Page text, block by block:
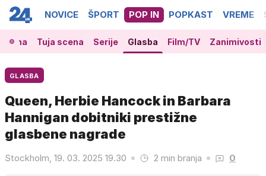
NOVICE ŠPORT POP IN POPKAST VREME
Tuja scena Serije Glasba Film/TV Zanimivosti
GLASBA
Queen, Herbie Hancock in Barbara
Hannigan dobitniki prestižne
glasbene nagrade
Stockholm, 19. 03. 2025 19.30 2 min branja 0